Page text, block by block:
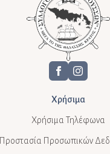
Χρήσιμα
Χρήσιμα Τηλέφωνα
Προστασία Προσωπικών